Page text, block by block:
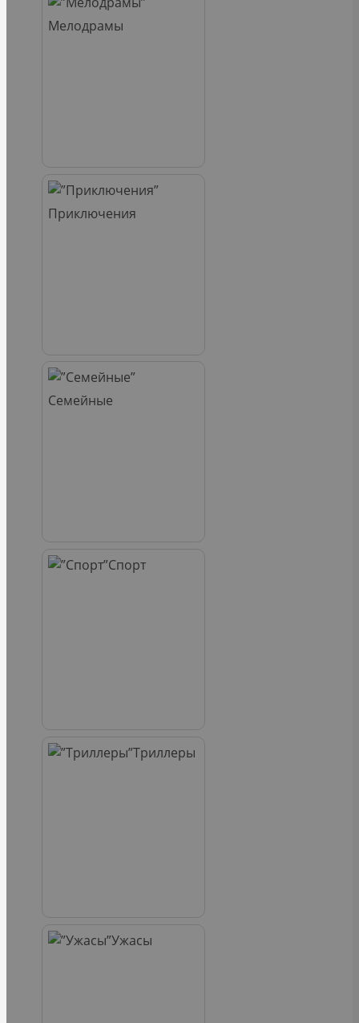
Мелодрамы
Приключения
Семейные
Спорт
Триллеры
Ужасы